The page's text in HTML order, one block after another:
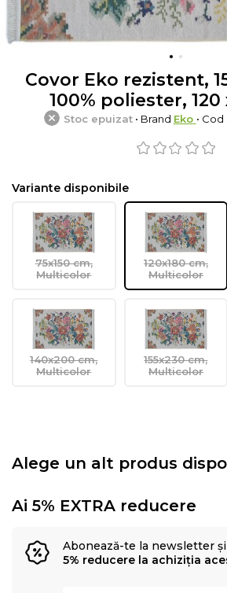
Covor Eko rezistent,
100% poliester, 120
Stoc epuizat• Brand Eko • Cod
Variante disponibile
75x150 cm,
Multicolor
120x180 cm,
Multicolor
140x200 cm,
Multicolor
155x230 cm,
Multicolor
Alege un alt produs
Ai 5% EXTRA reducere
Abonează-te la newsletter
5% reducere la achiziția